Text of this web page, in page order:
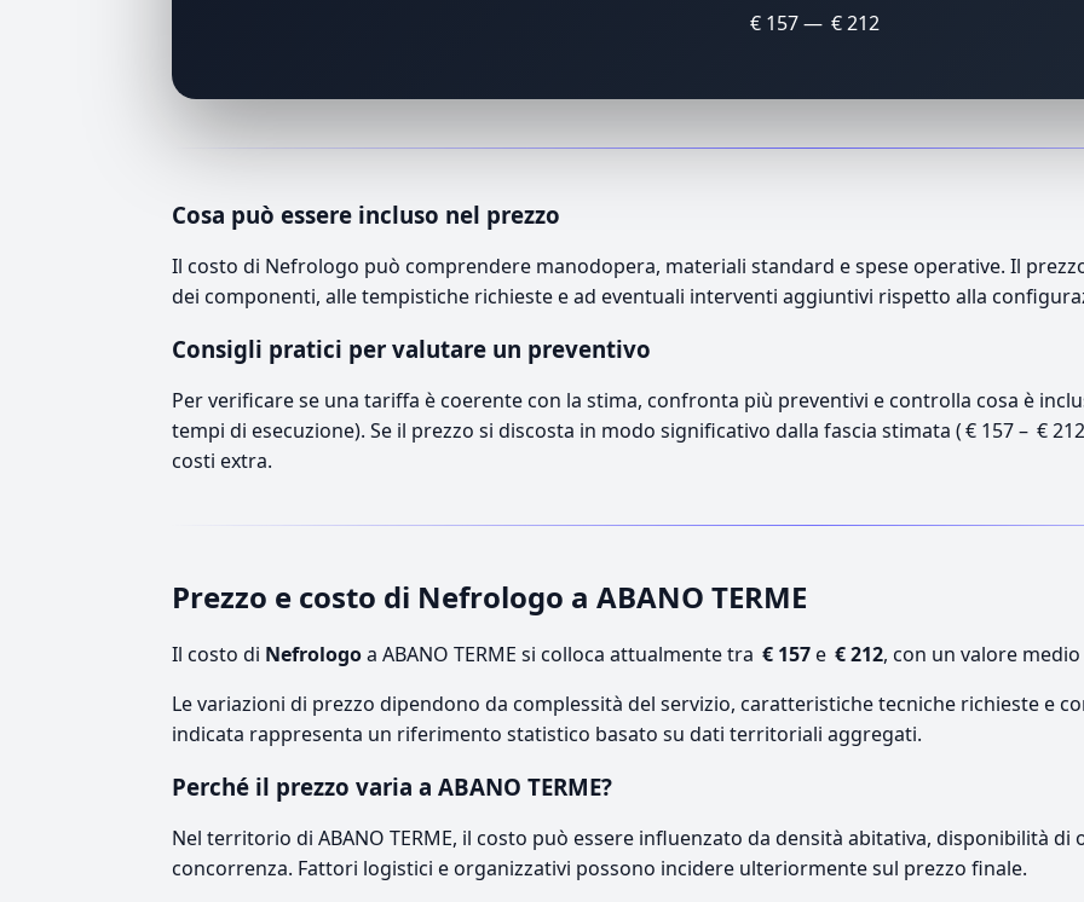
€ 157 — € 212
Cosa può essere incluso nel prezzo
Il costo di Nefrologo può comprendere manodopera, materiali standard e spese operative. Il
dei componenti, alle tempistiche richieste e ad eventuali interventi aggiuntivi rispetto alla
Consigli pratici per valutare un preventivo
Per verificare se una tariffa è coerente con la stima, confronta più preventivi e controlla cosa è
tempi di esecuzione). Se il prezzo si discosta in modo significativo dalla fascia stimata ( € 157 – €
costi extra.
Prezzo e costo di Nefrologo a ABANO TERME
Il costo di Nefrologoa ABANO TERME si colloca attualmente tra € 157e € 212, con un valore
Le variazioni di prezzo dipendono da complessità del servizio, caratteristiche tecniche richieste e
indicata rappresenta un riferimento statistico basato su dati territoriali aggregati.
Perché il prezzo varia a ABANO TERME?
Nel territorio di ABANO TERME, il costo può essere influenzato da densità abitativa, disponibilità di
concorrenza. Fattori logistici e organizzativi possono incidere ulteriormente sul prezzo finale.